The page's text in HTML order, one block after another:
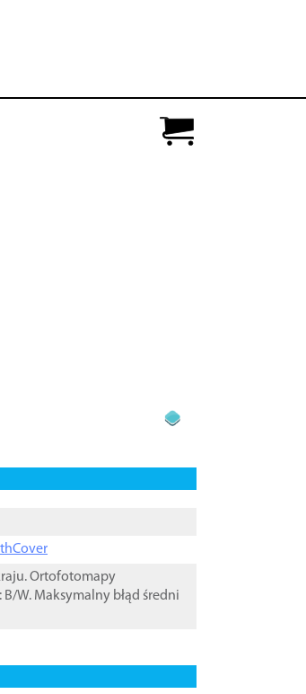
Ortofotomapy
W. Maksymalny błąd średni